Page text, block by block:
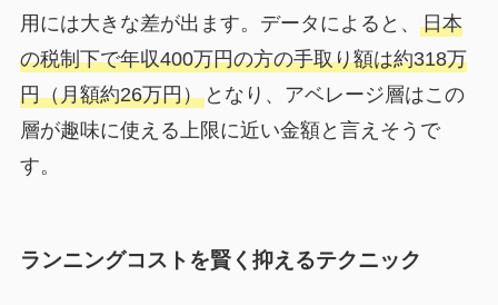
用には大きな差が出ます。データによると、 日本
の税制下で年収400万円の方の手取り額は約318万
円（月額約26万円）となり、アベレージ層はこの
層が趣味に使える上限に近い金額と言えそうで
す。
ランニングコストを賢く抑えるテクニック